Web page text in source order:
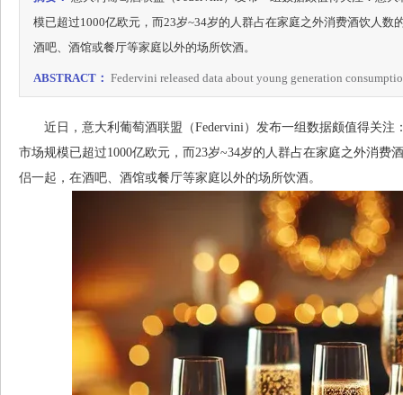
模已超过1000亿欧元，而23岁~34岁的人群占在家庭之外消费酒饮人数
酒吧、酒馆或餐厅等家庭以外的场所饮酒。
ABSTRACT： Federvini released data about young generation
近日，意大利葡萄酒联盟（Federvini）发布一组数据颇值得关注
市场规模已超过1000亿欧元，而23岁~34岁的人群占在家庭之外消费
侣一起，在酒吧、酒馆或餐厅等家庭以外的场所饮酒。